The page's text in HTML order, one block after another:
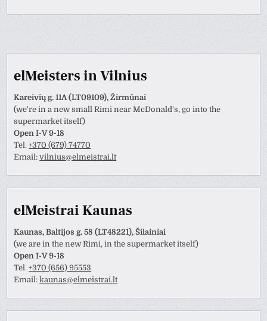
elMeisters in Vilnius
Kareivių g. 11A (LT09109), Žirmūnai
(we're in a new small Rimi near McDonald's, go into the
supermarket itself)
Open I-V 9-18
Tel.+370 (679) 74770
Email:vilnius@elmeistrai.lt
elMeistrai Kaunas
Kaunas, Baltijos g. 58 (LT48221), Šilainiai
(we are in the new Rimi, in the supermarket itself)
Open I-V 9-18
Tel.+370 (656) 95553
Email:kaunas@elmeistrai.lt